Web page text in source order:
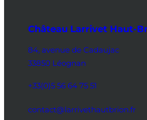
Château Larrivet Haut-
84, avenue de Cadaujac
33850 Léognan
+33(0)5 56 64 75 51
contact@larrivethautbrion.fr